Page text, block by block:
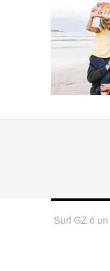
Surf GZ é